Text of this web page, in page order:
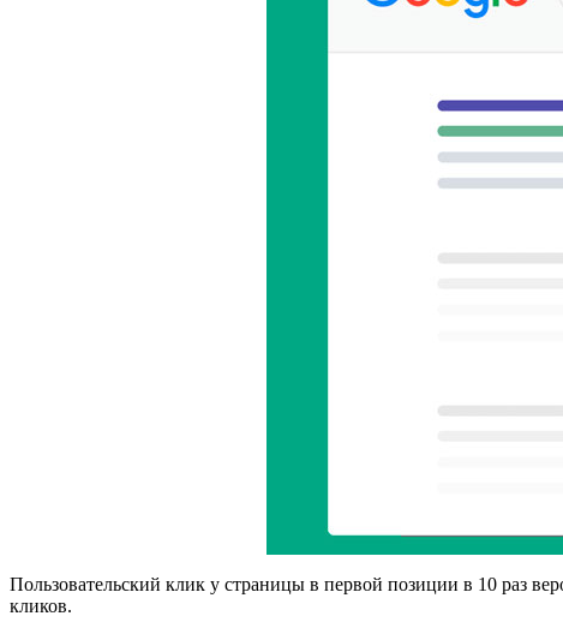
Пользовательский клик у страницы в первой позиции в 10 раз
кликов.